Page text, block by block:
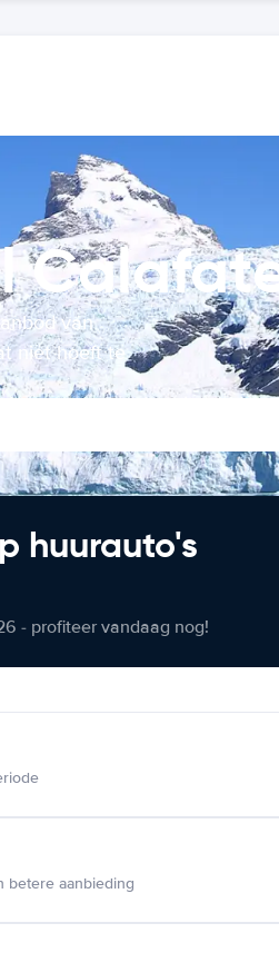
van
niet hoeft te
huurauto's
- profiteer vandaag nog!
betere aanbieding